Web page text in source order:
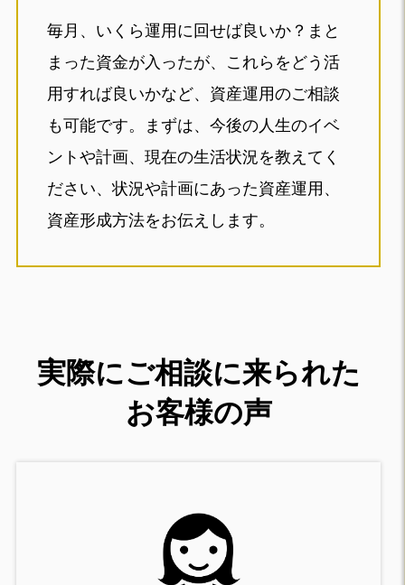
毎月、いくら運用に回せば良いか？まと
まった資金が入ったが、これらをどう活
用すれば良いかなど、資産運用のご相談
も可能です。まずは、今後の人生のイベ
ントや計画、現在の生活状況を教えてく
ださい、状況や計画にあった資産運用、
資産形成方法をお伝えします。
実際にご相談に来られた
お客様の声